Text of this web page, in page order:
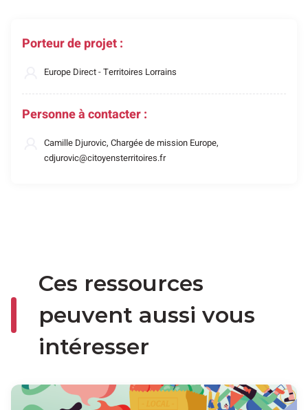
Porteur de projet :
Europe Direct - Territoires Lorrains
Personne à contacter :
Camille Djurovic, Chargée de mission Europe,
cdjurovic@citoyensterritoires.fr
Ces ressources
peuvent aussi vous
intéresser